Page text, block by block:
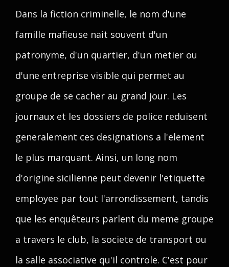
Dans la fiction criminelle, le nom d'une
famille mafieuse nait souvent d'un
patronyme, d'un quartier, d'un metier ou
d'une entreprise visible qui permet au
groupe de se cacher au grand jour. Les
journaux et les dossiers de police reduisent
generalement ces designations a l'element
le plus marquant. Ainsi, un long nom
d'origine sicilienne peut devenir l'etiquette
employee par tout l'arrondissement, tandis
que les enquêteurs parlent du meme groupe
a travers le club, la societe de transport ou
la salle associative qu'il controle. C'est pour